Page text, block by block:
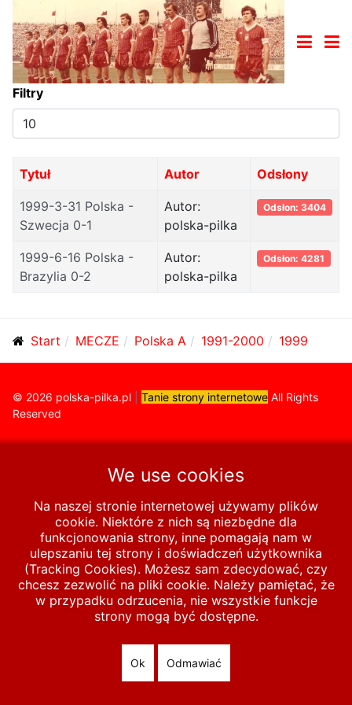
Filtry
Pokaż
#
Tytuł Autor Odsłony
1999-3-31 Polska -
Szwecja 0-1
Autor:
polska-pilka
Odsłon: 3404
1999-6-16 Polska -
Brazylia 0-2
Autor:
polska-pilka
Odsłon: 4281
Start MECZE Polska A 1991-2000 1999
© 2026 polska-pilka.pl Tanie strony internetowe All Rights
Reserved
We use cookies
Na naszej stronie internetowej używamy plików
cookie. Niektóre z nich są niezbędne dla
funkcjonowania strony, inne pomagają nam w
ulepszaniu tej strony i doświadczeń użytkownika
(Tracking Cookies). Możesz sam zdecydować, czy
chcesz zezwolić na pliki cookie. Należy pamiętać, że
w przypadku odrzucenia, nie wszystkie funkcje
strony mogą być dostępne.
Ok Odmawiać